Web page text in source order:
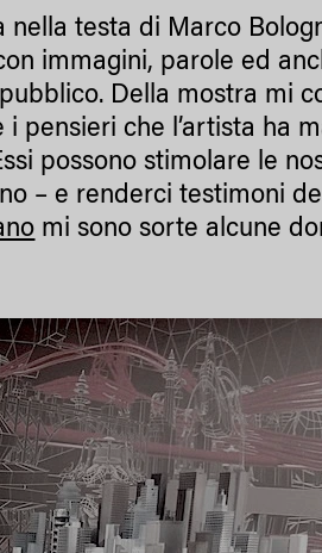
testa di Marco
immagini, parole ed
Della mostra mi
pensieri che l’artista ha
possono stimolare le
– e renderci testimoni
mi sono sorte alcune